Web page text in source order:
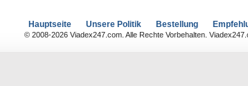
Hauptseite Unsere Politik Bestellung
© 2008-2026 Viadex247.com. Alle Rechte Vorbehalten.